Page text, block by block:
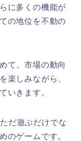
に多くの機能が
の地位を不動の
て、市場の動向
楽しみながら、
いきます。
だ遊ぶだけでな
のゲームです。